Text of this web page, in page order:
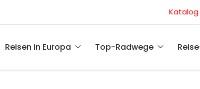
(DE)
Katalog
Reisen in Europa Top-Radwege